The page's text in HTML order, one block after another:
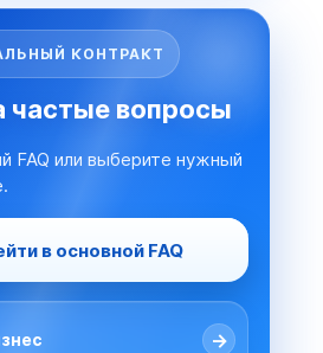
КОНТРАКТ
частые вопросы
FAQ или выберите нужный
в основной FAQ
→